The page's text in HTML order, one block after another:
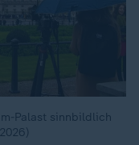
Palast sinnbildlich